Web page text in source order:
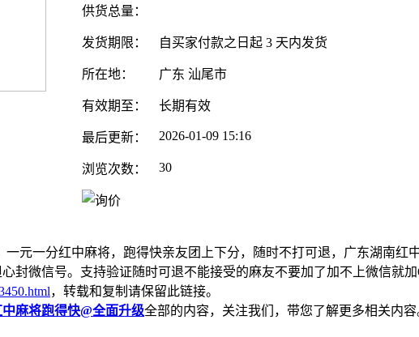
供货总量：
发货期限： 自买家付款之日起 3 天内发货
所在地： 广东 汕尾市
有效期至： 长期有效
最后更新： 2026-01-09 15:16
浏览次数： 30
一元一分红中麻将，跑得快亲友团上下分，随时不打可退，广东湖南
封微信号。支持验证随时可退不能接受的麻友不要加了加不上微信就加
，转载和复制请保留此链接。
麻将跑得快@全面升级全部的内容，关注我们，带您了解更多相关内容